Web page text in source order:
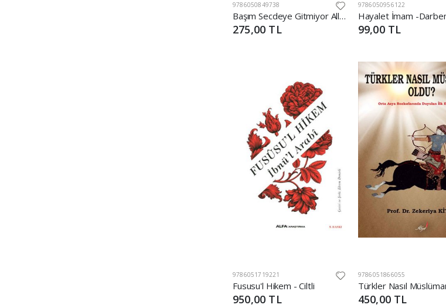
9786050849738
Başım Secdeye Gitmiyor Allah'ım
275,00 TL
9786050956122
99,00 TL
9786051719221
Fususu'l Hikem - Ciltli
950,00 TL
9786051866055
450,00 TL